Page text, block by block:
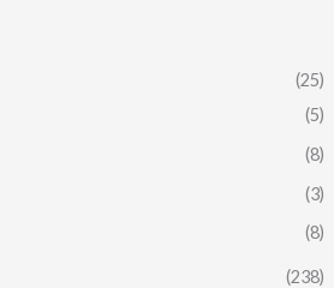
(25)
(5)
(8)
(3)
(8)
(238)